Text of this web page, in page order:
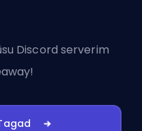
Discord serverim